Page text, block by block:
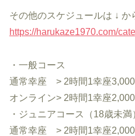
その他のスケジュールは ↓ か
https://harukaze1970.com/
・一般コース
通常幸座 > 2時間1幸座3,000
オンライン> 2時間1幸座
・ジュニアコース（18歳未満
通常幸座 > 2時間1幸座2,000